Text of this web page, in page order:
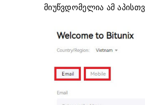
მიუწვდომელია ამ